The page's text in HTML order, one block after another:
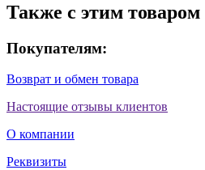
Также с этим
Покупателям:
Возврат и обмен товара
Настоящие отзывы клиентов
О компании
Реквизиты